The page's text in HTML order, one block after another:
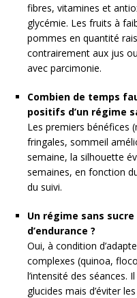
fibres, vitamines et
glycémie. Les fruits à
pommes en quantité
contrairement aux jus
avec parcimonie.
Combien de temps
positifs d’un régime
Les premiers bénéfices
fringales, sommeil
semaine, la silhouette
semaines, en fonction
du suivi.
Un régime sans
d’endurance ?
Oui, à condition
complexes (quinoa,
l’intensité des séances.
glucides mais d’éviter